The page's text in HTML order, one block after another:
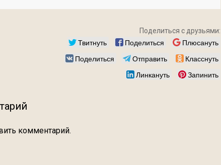
Поделиться с друзьями:
Твитнуть Поделиться
Плюсануть
Поделиться
Отправить
Класснуть
Линкануть
Запинить
комментарий.